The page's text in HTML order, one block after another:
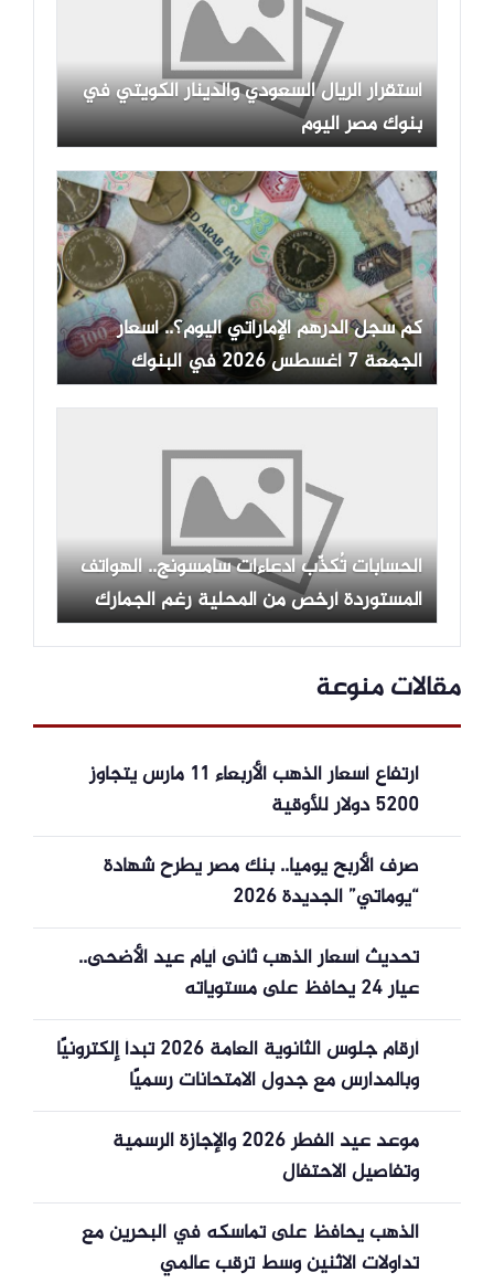
استقرار الريال السعودي والدينار الكويتي في
بنوك مصر اليوم
كم سجل الدرهم الإماراتي اليوم؟.. أسعار
الجمعة 7 أغسطس 2026 في البنوك
الحسابات تُكذّب ادعاءات سامسونج.. الهواتف
المستوردة أرخص من المحلية رغم الجمارك
مقالات منوعة
ارتفاع أسعار الذهب الأربعاء 11 مارس يتجاوز
5200 دولار للأوقية
صرف الأربح يوميا.. بنك مصر يطرح شهادة
“يوماتي” الجديدة 2026
تحديث أسعار الذهب ثانى أيام عيد الأضحى..
عيار 24 يحافظ على مستوياته
أرقام جلوس الثانوية العامة 2026 تبدأ إلكترونيًا
وبالمدارس مع جدول الامتحانات رسميًا
موعد عيد الفطر 2026 والإجازة الرسمية
وتفاصيل الاحتفال
الذهب يحافظ على تماسكه في البحرين مع
تداولات الاثنين وسط ترقب عالمي